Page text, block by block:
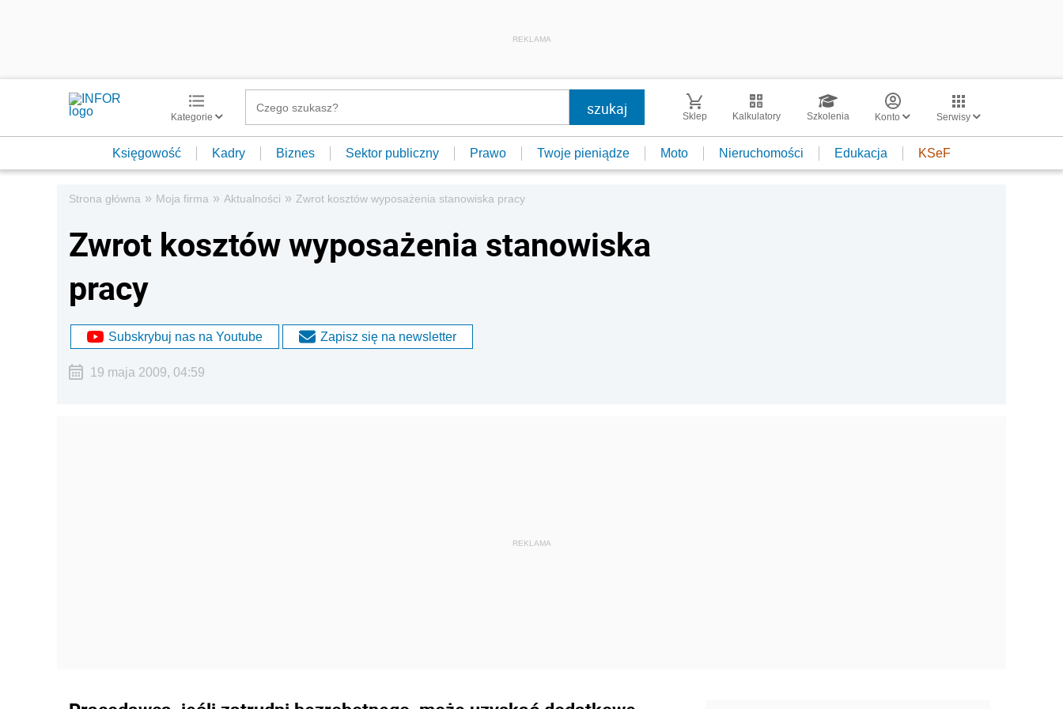
REKLAMA
Kategorie Sklep Kalkulatory Szkolenia Konto Serwisy
Księgowość Kadry Biznes Sektor publiczny Prawo Twoje pieniądze Moto Nieruchomości Edukacja KSeF
Strona główna » Moja firma » Aktualności » Zwrot kosztów wyposażenia stanowiska pracy
Zwrot kosztów wyposażenia stanowiska
pracy
Subskrybuj nas na Youtube Zapisz się na newsletter
19 maja 2009, 04:59